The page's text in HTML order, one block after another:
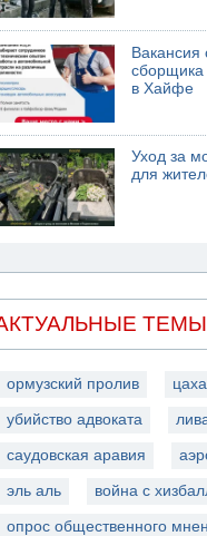
Вакансия
в Хайфе
Уход за
для
ТЕМЫ
ормузский пролив
убийство адвоката
саудовская аравия
эль аль война с
опрос общественного